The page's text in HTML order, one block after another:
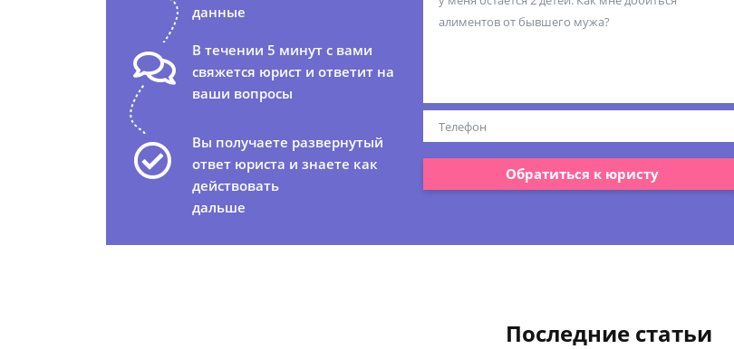
данные
В течении 5 минут с вами
свяжется юрист и ответит на
ваши вопросы
Вы получаете развернутый
ответ юриста и знаете как
действовать
дальше
Обратиться к юристу
Последние статьи